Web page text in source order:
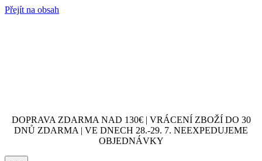
Přejít na obsah
DOPRAVA ZDARMA NAD 130€ | VRÁCENÍ ZBOŽÍ DO 30
DNŮ ZDARMA | VE DNECH 28.-29. 7. NEEXPEDUJEME
OBJEDNÁVKY